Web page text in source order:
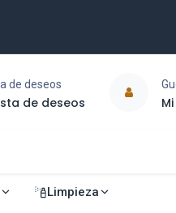
de deseos
de deseos
Limpieza